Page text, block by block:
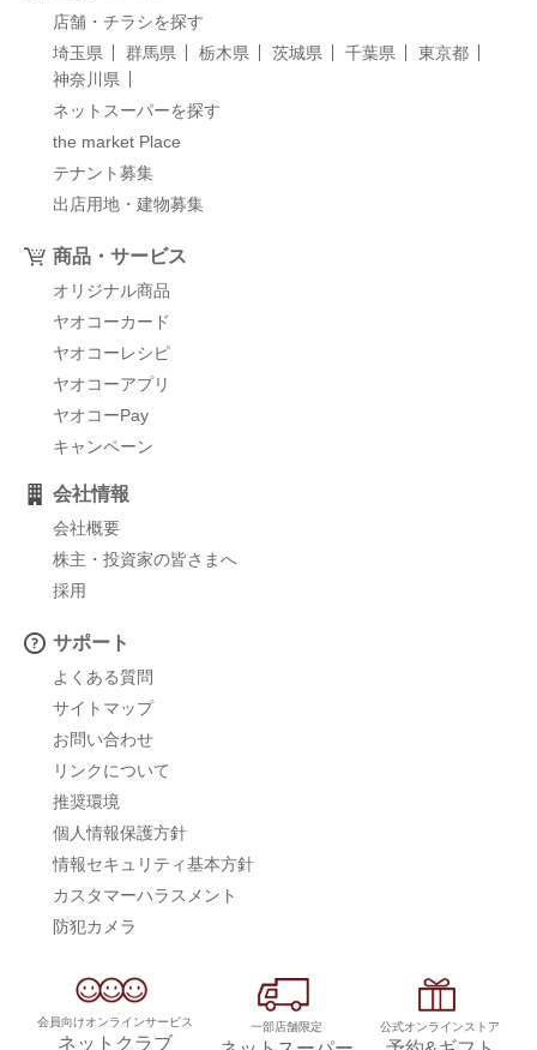
店舗・チラシを探す
埼玉県
群馬県 栃木県 茨城県 千葉県
東京都
神奈川県
ネットスーパーを探す
the market Place
テナント募集
出店用地・建物募集
商品・サービス
オリジナル商品
ヤオコーカード
ヤオコーレシピ
ヤオコーアプリ
ヤオコーPay
キャンペーン
会社情報
会社概要
株主・投資家の皆さまへ
採用
サポート
よくある質問
サイトマップ
お問い合わせ
リンクについて
推奨環境
個人情報保護方針
情報セキュリティ基本方針
カスタマーハラスメント
防犯カメラ
会員向けオンラインサービス
ネットクラブ
一部店舗限定 公式オンラインストア